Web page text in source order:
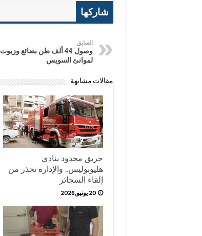
شاركها
السابق
وصول 44 ألف طن بضائع وزيوت
لموانئ السويس
مقالات مشابهة
حريق محدود بنادي
هليوبوليس.. والإدارة تحذر من
إلقاء السجائر
20 يونيو,2026